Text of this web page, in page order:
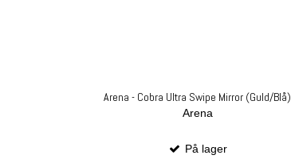
Arena - Cobra Ultra Swipe Mirror (Guld/Blå)
Arena
På lager